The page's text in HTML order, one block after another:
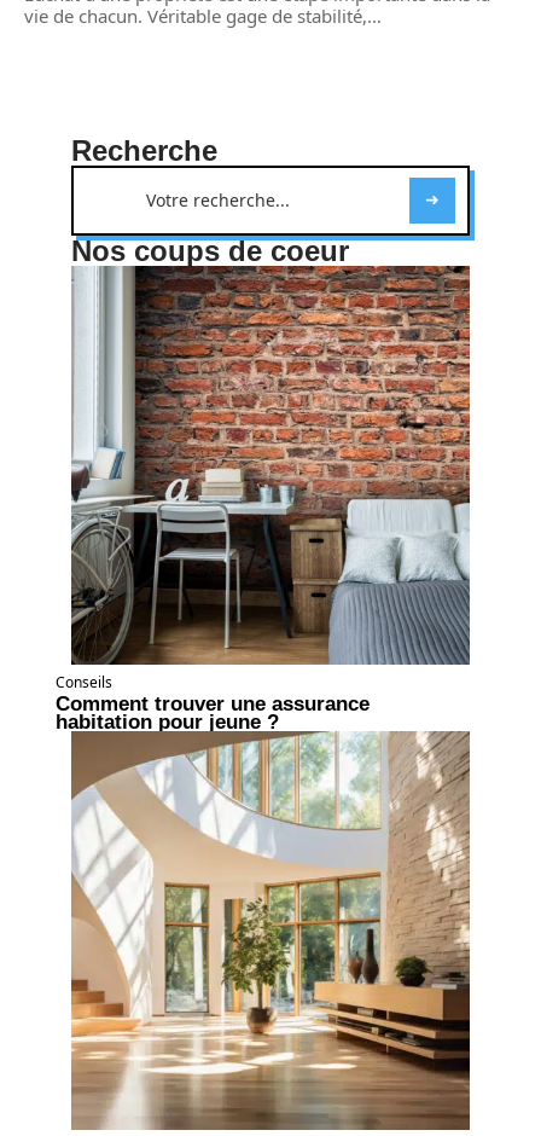
vie de chacun. Véritable gage de stabilité,…
Recherche
Nos coups de coeur
Conseils
Comment trouver une assurance
habitation pour jeune ?